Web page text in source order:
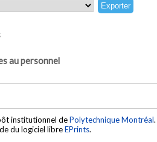
au personnel
institutionnel dePolytechnique Montréal.
du logiciel libreEPrints.